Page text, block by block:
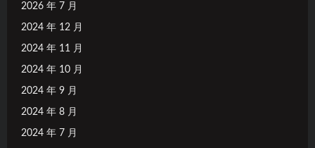
2026 年 7 月
2024 年 12 月
2024 年 11 月
2024 年 10 月
2024 年 9 月
2024 年 8 月
2024 年 7 月